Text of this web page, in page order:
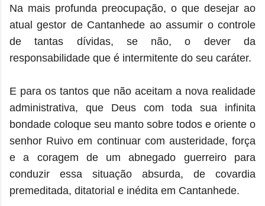
Na mais profunda preocupação, o que desejar ao
atual gestor de Cantanhede ao assumir o controle
de tantas dívidas, se não, o dever da
responsabilidade que é intermitente do seu caráter.
E para os tantos que não aceitam a nova realidade
administrativa, que Deus com toda sua infinita
bondade coloque seu manto sobre todos e oriente o
senhor Ruivo em continuar com austeridade, força
e a coragem de um abnegado guerreiro para
conduzir essa situação absurda, de covardia
premeditada, ditatorial e inédita em Cantanhede.